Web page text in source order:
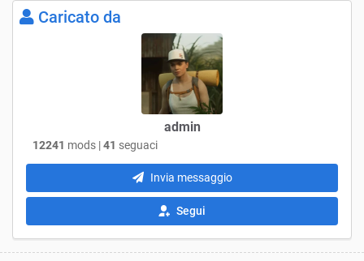
Caricato da
admin
12241 mods |41 seguaci
Invia messaggio
Segui